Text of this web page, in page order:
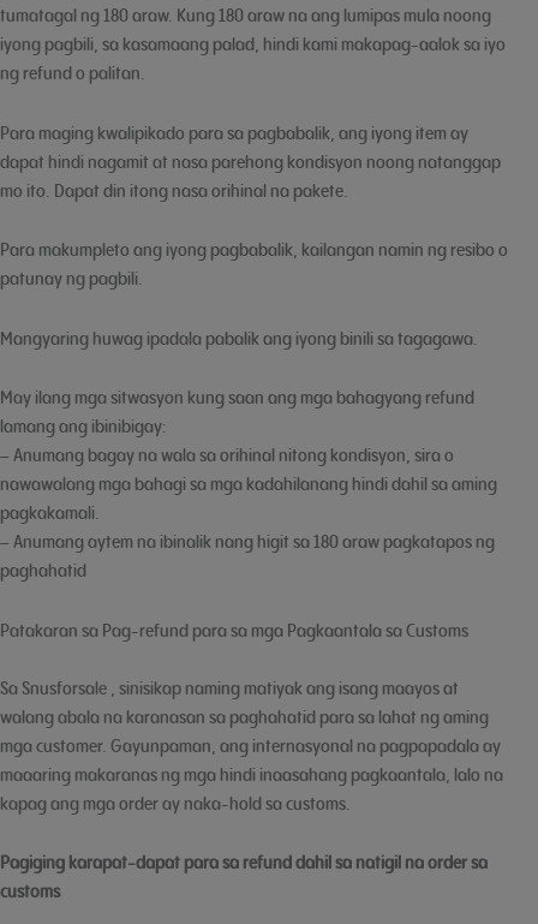
tumatagal ng 180 araw. Kung 180 araw na ang lumipas mula noong
iyong pagbili, sa kasamaang palad, hindi kami makapag-aalok sa iyo
ng refund o palitan.
Para maging kwalipikado para sa pagbabalik, ang iyong item ay
dapat hindi nagamit at nasa parehong kondisyon noong natanggap
mo ito. Dapat din itong nasa orihinal na pakete.
Para makumpleto ang iyong pagbabalik, kailangan namin ng resibo o
patunay ng pagbili.
Mangyaring huwag ipadala pabalik ang iyong binili sa tagagawa.
May ilang mga sitwasyon kung saan ang mga bahagyang refund
lamang ang ibinibigay:
– Anumang bagay na wala sa orihinal nitong kondisyon, sira o
nawawalang mga bahagi sa mga kadahilanang hindi dahil sa aming
pagkakamali.
– Anumang aytem na ibinalik nang higit sa 180 araw pagkatapos ng
paghahatid
Patakaran sa Pag-refund para sa mga Pagkaantala sa Customs
Sa Snusforsale , sinisikap naming matiyak ang isang maayos at
walang abala na karanasan sa paghahatid para sa lahat ng aming
mga customer. Gayunpaman, ang internasyonal na pagpapadala ay
maaaring makaranas ng mga hindi inaasahang pagkaantala, lalo na
kapag ang mga order ay naka-hold sa customs.
Pagiging karapat-dapat para sa refund dahil sa natigil na order sa
customs